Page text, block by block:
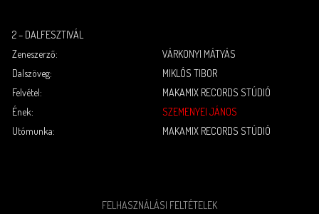
2 – DALFESZTIVÁL
Zeneszerző:
VÁRKONYI MÁTYÁS
Dalszöveg:
MIKLÓS TIBOR
Felvétel:
MAKAMIX RECORDS STÚDIÓ
Ének:
SZEMENYEI JÁNOS
Utómunka:
MAKAMIX RECORDS STÚDIÓ
FELHASZNÁLÁSI FELTÉTELEK